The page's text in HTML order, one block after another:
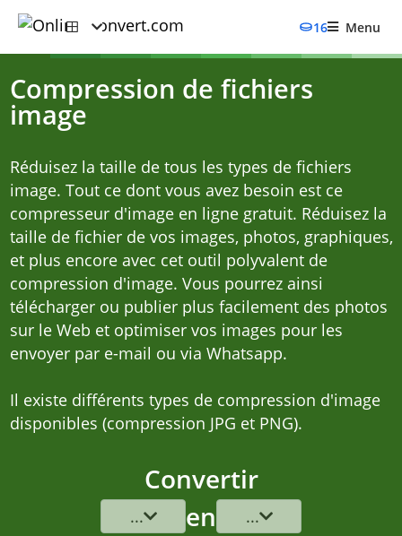
16 Menu
Compression de fichiers
image
Réduisez la taille de tous les types de fichiers
image. Tout ce dont vous avez besoin est ce
compresseur d'image en ligne gratuit. Réduisez la
taille de fichier de vos images, photos, graphiques,
et plus encore avec cet outil polyvalent de
compression d'image. Vous pourrez ainsi
télécharger ou publier plus facilement des photos
sur le Web et optimiser vos images pour les
envoyer par e-mail ou via Whatsapp.
Il existe différents types de compression d'image
disponibles (compression JPG et PNG).
Convertir
... en ...